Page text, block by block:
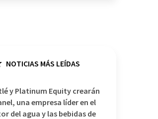
NOTICIAS MÁS LEÍDAS
y Platinum Equity crearán
una empresa líder en el
del agua y las bebidas de